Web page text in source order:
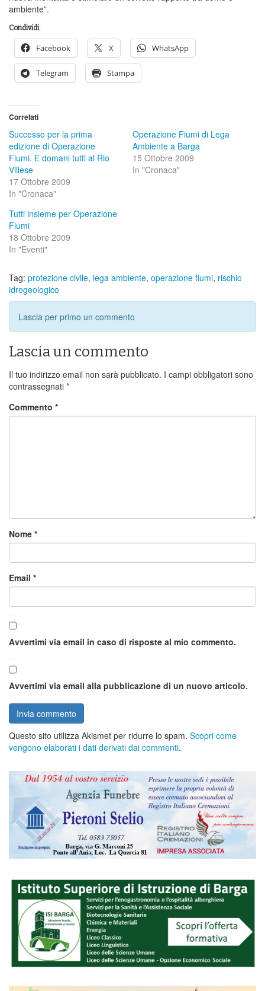
ambiente”.
Condividi:
Facebook X WhatsApp
Telegram Stampa
Correlati
Successo per la prima
edizione di Operazione
Fiumi. E domani tutti al Rio
Villese
17 Ottobre 2009
In "Cronaca"
Operazione Fiumi di Lega
Ambiente a Barga
15 Ottobre 2009
In "Cronaca"
Tutti insieme per Operazione
Fiumi
18 Ottobre 2009
In "Eventi"
Tag: protezione civile, lega ambiente, operazione fiumi, rischio
idrogeologico
Lascia per primo un commento
Lascia un commento
Il tuo indirizzo email non sarà pubblicato. I campi obbligatori sono
contrassegnati *
Commento *
Nome *
Email *
Avvertimi via email in caso di risposte al mio commento.
Avvertimi via email alla pubblicazione di un nuovo articolo.
Questo sito utilizza Akismet per ridurre lo spam. Scopri come
vengono elaborati i dati derivati dai commenti.